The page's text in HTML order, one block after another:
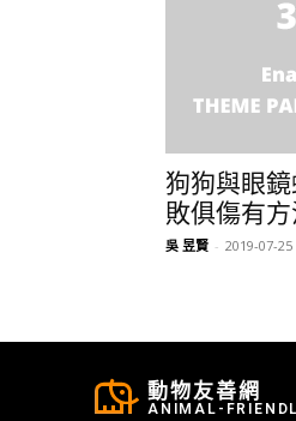
狗狗與眼
敗俱傷有方
吳 昱賢 - 2019-07-25
動物友善網
ANIMAL-